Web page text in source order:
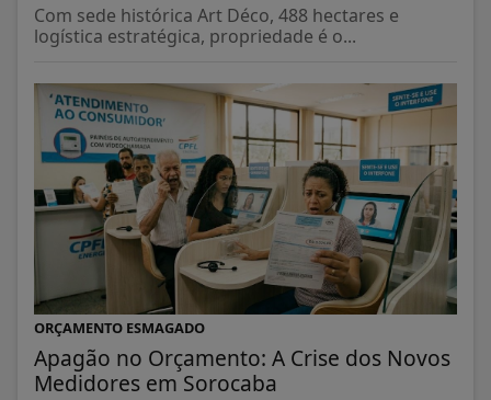
Com sede histórica Art Déco, 488 hectares e
logística estratégica, propriedade é o...
ORÇAMENTO ESMAGADO
Apagão no Orçamento: A Crise dos Novos
Medidores em Sorocaba